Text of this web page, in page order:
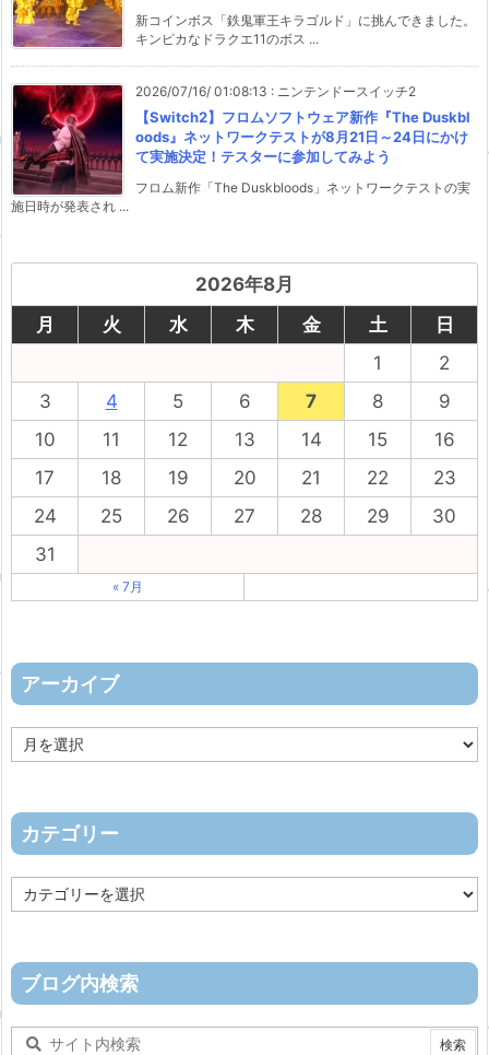
新コインボス「鉄鬼軍王キラゴルド」に挑んできました。
キンピカなドラクエ11のボス ...
2026/07/16/ 01:08:13 : ニンテンドースイッチ2
【Switch2】フロムソフトウェア新作『The Duskbl
oods』ネットワークテストが8月21日～24日にかけ
て実施決定！テスターに参加してみよう
フロム新作「The Duskbloods」ネットワークテストの実
施日時が発表され ...
2026年8月
月
火 水 木 金 土
日
1
2
3
4 5 6 7 8
9
10
11 12 13 14 15
16
17
18 19 20 21 22
23
24
25 26 27 28 29
30
31
« 7月
アーカイブ
ー
ブ
カテゴリー
テ
ー
ブログ内検索